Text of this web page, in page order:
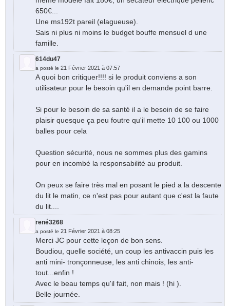
650€...
Une ms192t pareil (elagueuse).
Sais ni plus ni moins le budget bouffe mensuel d une
famille.
614du47
a posté le 21 Février 2021 à 07:57
A quoi bon critiquer!!!! si le produit conviens a son
utilisateur pour le besoin qu'il en demande point barre.
Si pour le besoin de sa santé il a le besoin de se faire
plaisir quesque ça peu foutre qu'il mette 10 100 ou 1000
balles pour cela
Question sécurité, nous ne sommes plus des gamins
pour en incombé la responsabilité au produit.
On peux se faire très mal en posant le pied a la descente
du lit le matin, ce n'est pas pour autant que c'est la faute
du lit....
rené3268
a posté le 21 Février 2021 à 08:25
Merci JC pour cette leçon de bon sens.
Boudiou, quelle société, un coup les antivaccin puis les
anti mini- tronçonneuse, les anti chinois, les anti-
tout...enfin !
Avec le beau temps qu'il fait, non mais ! (hi ).
Belle journée.